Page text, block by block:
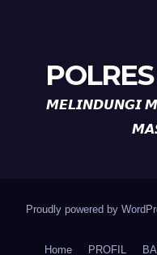
𝙈𝙀𝙇𝙄𝙉𝘿𝙐𝙉𝙂𝙄
Proudly powered by
Home PROFIL